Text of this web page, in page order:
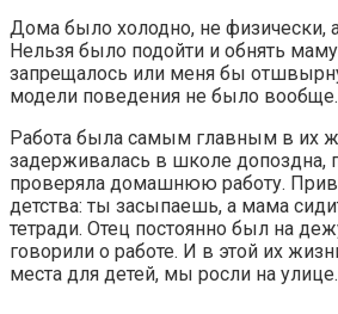
Дома было холодно, не физически,
Нельзя было подойти и обнять
запрещалось или меня бы
модели поведения не было вообще.
Работа была самым главным в их
задерживалась в школе допоздна,
проверяла домашнюю работу.
детства: ты засыпаешь, а мама
тетради. Отец постоянно был на
говорили о работе. И в этой их
места для детей, мы росли на улице.